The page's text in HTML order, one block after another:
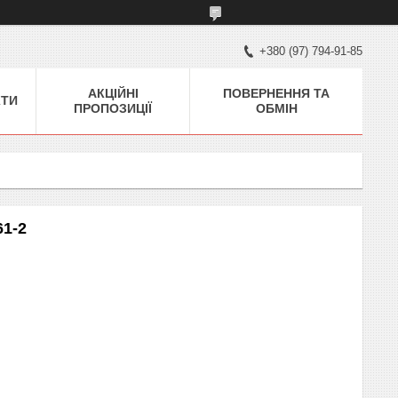
+380 (97) 794-91-85
АКЦІЙНІ
ПРОПОЗИЦІЇ
ПОВЕРНЕННЯ ТА
ОБМІН
2